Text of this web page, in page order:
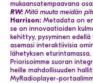
mukaansatempaavana
RW:Mitä muuta meidän
Harrison: Metadata on
se on innovaatioiden
kehittyy, pysyminen
asemasi interaktiivisia
lähetyksen eturintamassa.
Priorisoimme suoran
heille mahdollisuuden
MyRadioplayer-